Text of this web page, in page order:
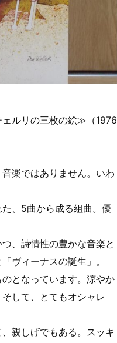
ルリの三枚の絵≫（1976
楽ではありません。いわ
、5曲から成る組曲。優
、詩情性の豊かな音楽と
ヴィーナスの誕生」。
となっています。涼やか
して、とてもオシャレ
親しげでもある。スッキ